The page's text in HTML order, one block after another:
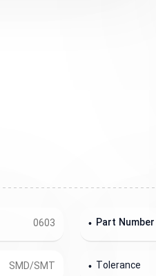
Part Number
0603
Tolerance
SMD/SMT